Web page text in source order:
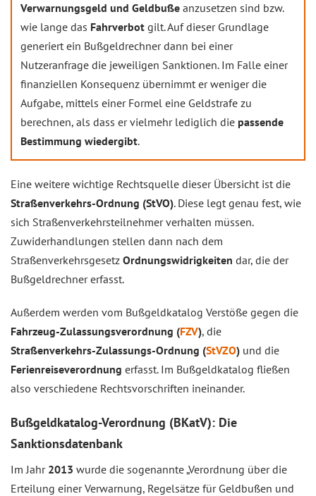
Verwarnungsgeld und Geldbuße anzusetzen sind bzw.
wie lange das Fahrverbot gilt. Auf dieser Grundlage
generiert ein Bußgeldrechner dann bei einer
Nutzeranfrage die jeweiligen Sanktionen. Im Falle einer
finanziellen Konsequenz übernimmt er weniger die
Aufgabe, mittels einer Formel eine Geldstrafe zu
berechnen, als dass er vielmehr lediglich die passende
Bestimmung wiedergibt.
Eine weitere wichtige Rechtsquelle dieser Übersicht ist die
Straßenverkehrs-Ordnung (StVO). Diese legt genau fest, wie
sich Straßenverkehrsteilnehmer verhalten müssen.
Zuwiderhandlungen stellen dann nach dem
Straßenverkehrsgesetz Ordnungswidrigkeiten dar, die der
Bußgeldrechner erfasst.
Außerdem werden vom Bußgeldkatalog Verstöße gegen die
Fahrzeug-Zulassungsverordnung (FZV), die
Straßenverkehrs-Zulassungs-Ordnung (StVZO) und die
Ferienreiseverordnung erfasst. Im Bußgeldkatalog fließen
also verschiedene Rechtsvorschriften ineinander.
Bußgeldkatalog-Verordnung (BKatV): Die
Sanktionsdatenbank
Im Jahr 2013 wurde die sogenannte „Verordnung über die
Erteilung einer Verwarnung, Regelsätze für Geldbußen und